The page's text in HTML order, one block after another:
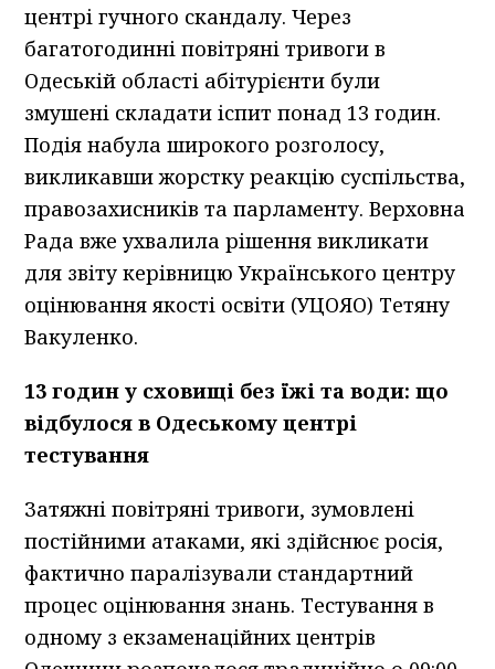
центрі гучного скандалу. Через
багатогодинні повітряні тривоги в
Одеській області абітурієнти були
змушені складати іспит понад 13 годин.
Подія набула широкого розголосу,
викликавши жорстку реакцію суспільства,
правозахисників та парламенту. Верховна
Рада вже ухвалила рішення викликати
для звіту керівницю Українського центру
оцінювання якості освіти (УЦОЯО) Тетяну
Вакуленко.
13 годин у сховищі без їжі та води: що
відбулося в Одеському центрі
тестування
Затяжні повітряні тривоги, зумовлені
постійними атаками, які здійснює росія,
фактично паралізували стандартний
процес оцінювання знань. Тестування в
одному з екзаменаційних центрів